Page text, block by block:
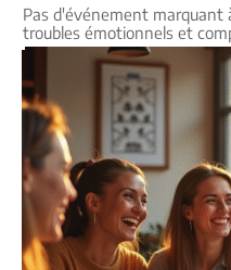
Pas d'événement marquant
troubles émotionnels et